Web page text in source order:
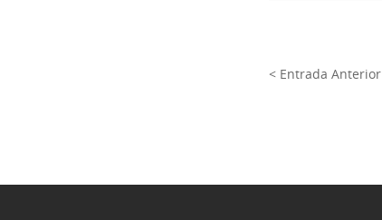
< Entrada Anterior